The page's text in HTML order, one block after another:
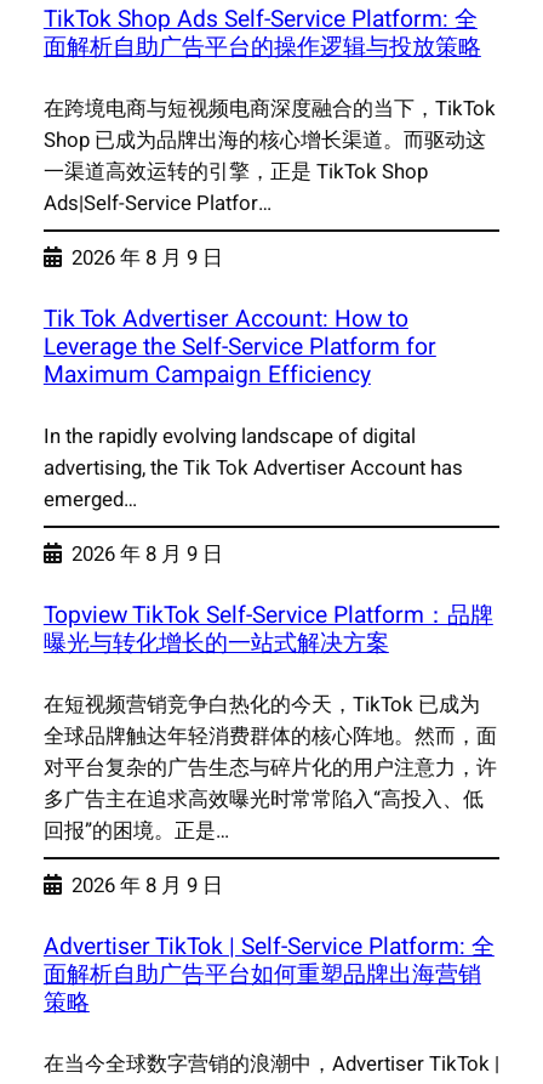
TikTok Shop Ads Self-Service Platform: 全
面解析自助广告平台的操作逻辑与投放策略
在跨境电商与短视频电商深度融合的当下，TikTok
Shop 已成为品牌出海的核心增长渠道。而驱动这
一渠道高效运转的引擎，正是 TikTok Shop
Ads|Self-Service Platfor…
2026 年 8 月 9 日
Tik Tok Advertiser Account: How to
Leverage the Self-Service Platform for
Maximum Campaign Efficiency
In the rapidly evolving landscape of digital
advertising, the Tik Tok Advertiser Account has
emerged…
2026 年 8 月 9 日
Topview TikTok Self-Service Platform：品牌
曝光与转化增长的一站式解决方案
在短视频营销竞争白热化的今天，TikTok 已成为
全球品牌触达年轻消费群体的核心阵地。然而，面
对平台复杂的广告生态与碎片化的用户注意力，许
多广告主在追求高效曝光时常常陷入“高投入、低
回报”的困境。正是…
2026 年 8 月 9 日
Advertiser TikTok | Self-Service Platform: 全
面解析自助广告平台如何重塑品牌出海营销
策略
在当今全球数字营销的浪潮中，Advertiser TikTok |